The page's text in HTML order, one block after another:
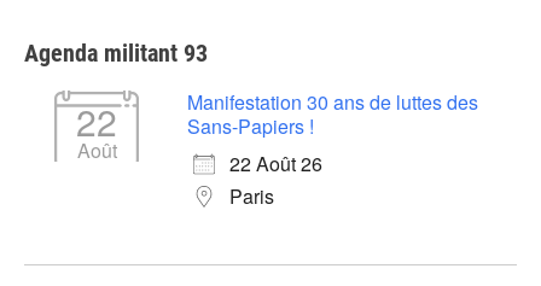
Agenda militant 93
22
Août
Manifestation 30 ans de luttes des
Sans-Papiers !
22 Août 26
Paris